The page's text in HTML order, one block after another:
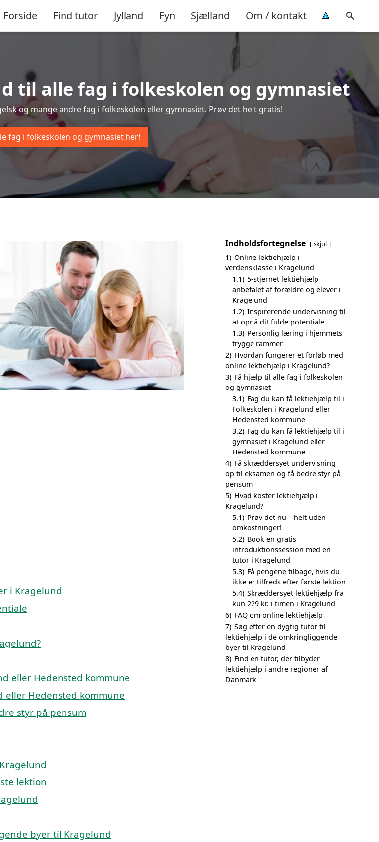
Forside Find tutor Jylland Fyn Sjælland Om / kontakt
til alle fag i folkeskolen og gymnasiet
og mange andre fag i folkeskolen eller gymnasiet. Prøv det helt gratis!
fag i folkeskolen og gymnasiet her!
i Kragelund
eller Hedensted kommune
Hedensted kommune
styr på pensum
lektion
byer til Kragelund
Indholdsfortegnelse skjul
1) Online lektiehjælp i
verdensklasse i Kragelund
1.1) 5-stjernet lektiehjælp
anbefalet af forældre og elever i
Kragelund
1.2) Inspirerende undervisning til
at opnå dit fulde potentiale
1.3) Personlig læring i hjemmets
trygge rammer
2) Hvordan fungerer et forløb med
online lektiehjælp i Kragelund?
3) Få hjælp til alle fag i folkeskolen
og gymnasiet
3.1) Fag du kan få lektiehjælp til i
Folkeskolen i Kragelund eller
Hedensted kommune
3.2) Fag du kan få lektiehjælp til i
gymnasiet i Kragelund eller
Hedensted kommune
4) Få skræddersyet undervisning
op til eksamen og få bedre styr på
pensum
5) Hvad koster lektiehjælp i
Kragelund?
5.1) Prøv det nu – helt uden
omkostninger!
5.2) Book en gratis
introduktionssession med en
tutor i Kragelund
5.3) Få pengene tilbage, hvis du
ikke er tilfreds efter første lektion
5.4) Skræddersyet lektiehjælp fra
kun 229 kr. i timen i Kragelund
6) FAQ om online lektiehjælp
7) Søg efter en dygtig tutor til
lektiehjælp i de omkringliggende
byer til Kragelund
8) Find en tutor, der tilbyder
lektiehjælp i andre regioner af
Danmark